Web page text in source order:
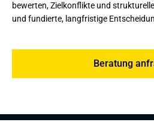
bewerten, Zielkonflikte und
und fundierte, langfristige
Beratung